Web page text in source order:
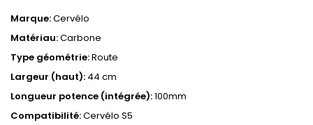
Marque:Cervélo
Matériau:Carbone
Type géométrie:Route
Largeur (haut): 44 cm
Longueur potence (intégrée):100mm
Compatibilité:Cervélo S5